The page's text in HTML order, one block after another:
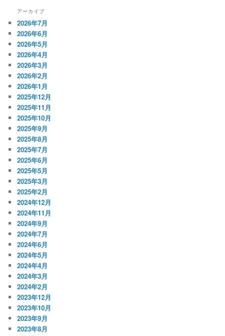
アーカイブ
2026年7月
2026年6月
2026年5月
2026年4月
2026年3月
2026年2月
2026年1月
2025年12月
2025年11月
2025年10月
2025年9月
2025年8月
2025年7月
2025年6月
2025年5月
2025年3月
2025年2月
2024年12月
2024年11月
2024年9月
2024年7月
2024年6月
2024年5月
2024年4月
2024年3月
2024年2月
2023年12月
2023年10月
2023年9月
2023年8月